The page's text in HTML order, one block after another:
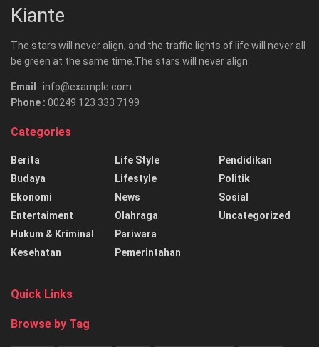
Kiante
The stars will never align, and the traffic lights of life will never all
be green at the same time.The stars will never align.
Email : info@example.com
Phone : 00249 123 333 7199
Categories
Berita
Budaya
Ekonomi
Entertaiment
Hukum & Kriminal
Kesehatan
Life Style
Lifestyle
News
Olahraga
Pariwara
Pemerintahan
Pendidikan
Politik
Sosial
Uncategorized
Quick Links
Browse by Tag